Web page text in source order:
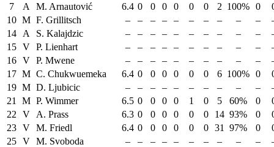
7
A M. Arnautović 6.4 0 0 0 0 0 0 2 100% 0
10 M F. Grillitsch – – – – – – – – – –
14
A S. Kalajdzic – – – – – – – – – –
15 V P. Lienhart – – – – – – – – – –
16 V P. Mwene – – – – – – – – – –
17 M C. Chukwuemeka 6.4 0 0 0 0 0 0 6 100% 0
19 M D. Ljubicic – – – – – – – – – –
21
M P. Wimmer 6.5 0 0 0 0 1 0 5 60% 0
22
V A. Prass 6.3 0 0 0 0 0 0 14 93% 0
23 V M. Friedl 6.4 0 0 0 0 0 0 31 97% 0
25 V M. Svoboda – – – – – – – – – –